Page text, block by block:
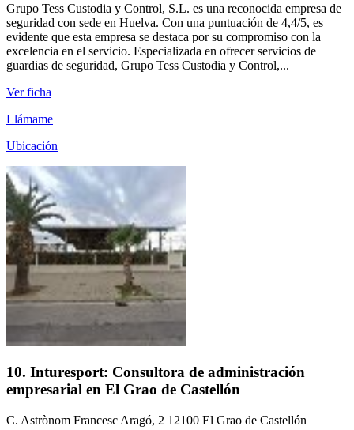
Grupo Tess Custodia y Control, S.L. es una reconocida empresa de
seguridad con sede en Huelva. Con una puntuación de 4,4/5, es
evidente que esta empresa se destaca por su compromiso con la
excelencia en el servicio. Especializada en ofrecer servicios de
guardias de seguridad, Grupo Tess Custodia y Control,...
Ver ficha
Llámame
Ubicación
10. Inturesport: Consultora de administración
empresarial en El Grao de Castellón
C. Astrònom Francesc Aragó, 2 12100 El Grao de Castellón